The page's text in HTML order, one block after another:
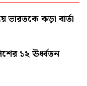
ভারতকে কড়া বার্তা
১২ ঊর্ধ্বতন